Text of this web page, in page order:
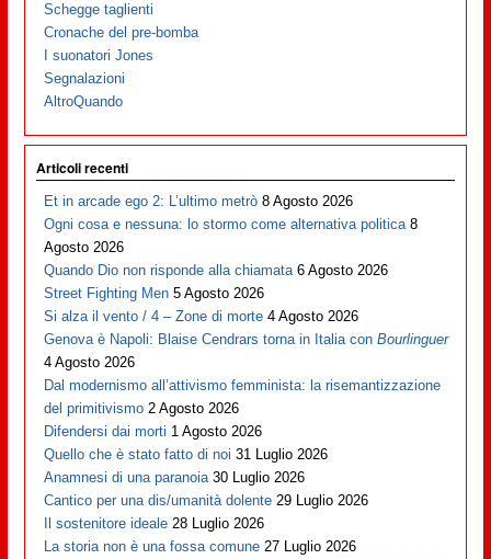
Schegge taglienti
Cronache del pre-bomba
I suonatori Jones
Segnalazioni
AltroQuando
Articoli recenti
Et in arcade ego 2: L’ultimo metrò 8 Agosto 2026
Ogni cosa e nessuna: lo stormo come alternativa politica 8
Agosto 2026
Quando Dio non risponde alla chiamata 6 Agosto 2026
Street Fighting Men 5 Agosto 2026
Si alza il vento / 4 – Zone di morte 4 Agosto 2026
Genova è Napoli: Blaise Cendrars torna in Italia conBourlinguer
4 Agosto 2026
Dal modernismo all’attivismo femminista: la risemantizzazione
del primitivismo 2 Agosto 2026
Difendersi dai morti 1 Agosto 2026
Quello che è stato fatto di noi 31 Luglio 2026
Anamnesi di una paranoia 30 Luglio 2026
Cantico per una dis/umanità dolente 29 Luglio 2026
Il sostenitore ideale 28 Luglio 2026
La storia non è una fossa comune 27 Luglio 2026